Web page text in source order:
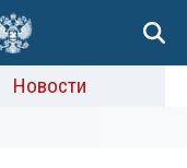
Новости